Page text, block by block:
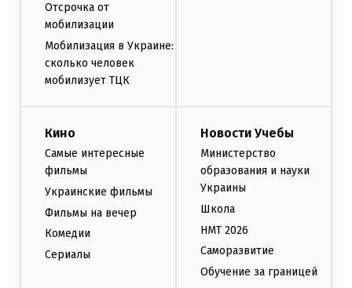
Отсрочка от
мобилизации
Мобилизация в Украине:
сколько человек
мобилизует ТЦК
Кино
Самые интересные
фильмы
Украинские фильмы
Фильмы на вечер
Комедии
Сериалы
Новости Учебы
Министерство
образования и науки
Украины
Школа
НМТ 2026
Саморазвитие
Обучение за границей